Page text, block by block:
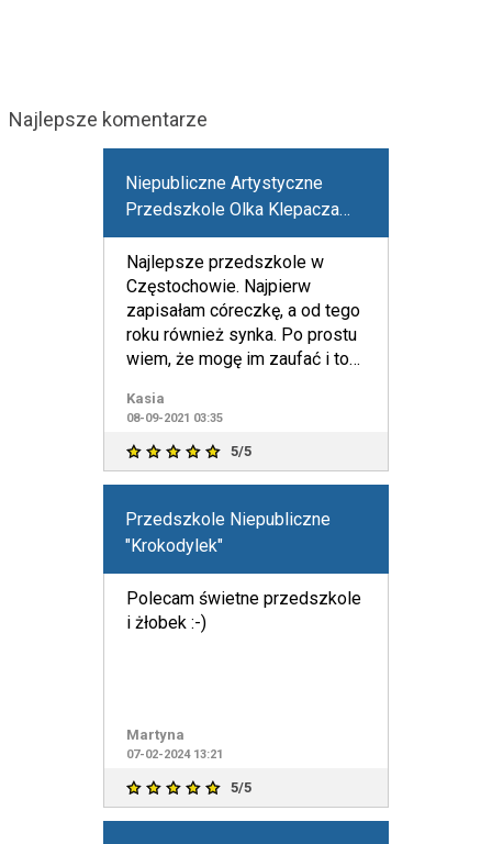
Najlepsze komentarze
Niepubliczne Artystyczne
Przedszkole Olka Klepacza
"Klepaczówka"
Najlepsze przedszkole w
Częstochowie. Najpierw
zapisałam córeczkę, a od tego
roku również synka. Po prostu
wiem, że mogę im zaufać i to
Kasia
08-09-2021 03:35
5/5
Przedszkole Niepubliczne
"Krokodylek"
Polecam świetne przedszkole
i żłobek :-)
Martyna
07-02-2024 13:21
5/5